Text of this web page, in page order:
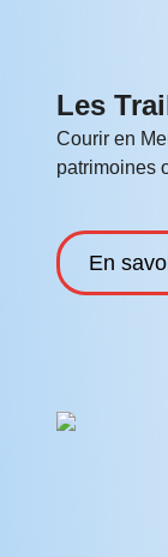
Les
Courir en
patrimoines
En